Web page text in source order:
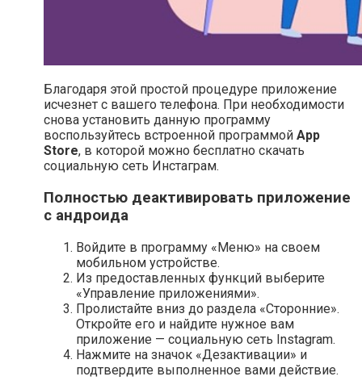
Благодаря этой простой процедуре приложение
исчезнет с вашего телефона. При необходимости
снова установить данную программу
воспользуйтесь встроенной программой App
Store, в которой можно бесплатно скачать
социальную сеть Инстаграм.
Полностью деактивировать приложение
с андроида
Войдите в программу «Меню» на своем
мобильном устройстве.
Из предоставленных функций выберите
«Управление приложениями».
Пролистайте вниз до раздела «Сторонние».
Откройте его и найдите нужное вам
приложение — социальную сеть Instagram.
Нажмите на значок «Дезактивации» и
подтвердите выполненное вами действие.